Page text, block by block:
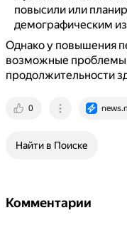
повысили или
демографическим
Однако у повышения
возможные проблемы
продолжительности
0
Найти в Поиске
Комментарии